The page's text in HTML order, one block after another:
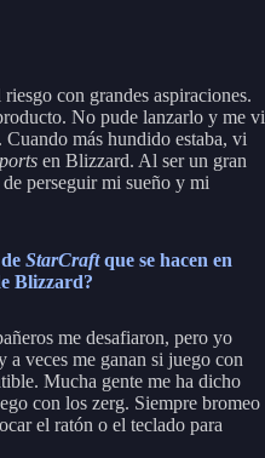
con grandes aspiraciones.
No pude lanzarlo y me vi
más hundido estaba, vi
en Blizzard. Al ser un gran
perseguir mi sueño y mi
StarCraftque se hacen en
Blizzard?
me desafiaron, pero yo
veces me ganan si juego con
Mucha gente me ha dicho
con los zerg. Siempre bromeo
el ratón o el teclado para